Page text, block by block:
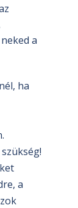
a
ha
a